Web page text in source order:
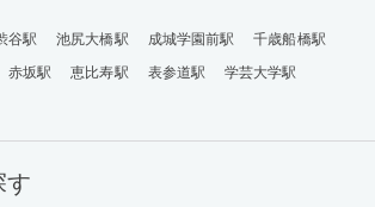
谷駅 池尻大橋駅 成城学園前駅
千歳船橋駅
赤坂駅 恵比寿駅 表参道駅
学芸大学駅
す